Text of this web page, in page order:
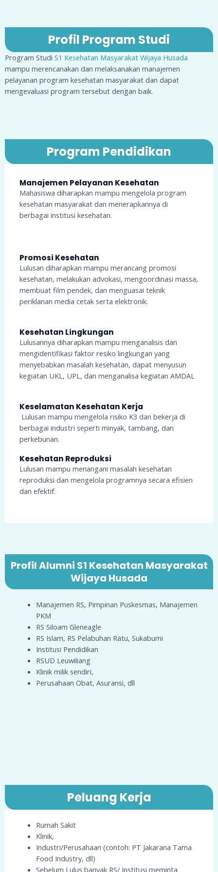
Profil Program Studi
Program Studi S1 Kesehatan Masyarakat Wijaya Husada
mampu merencanakan dan melaksanakan manajemen
pelayanan program kesehatan masyarakat dan dapat
mengevaluasi program tersebut dengan baik.
Program Pendidikan
Manajemen Pelayanan Kesehatan
Mahasiswa diharapkan mampu mengelola program
kesehatan masyarakat dan menerapkannya di
berbagai institusi kesehatan.
Promosi Kesehatan
Lulusan diharapkan mampu merancang promosi
kesehatan, melakukan advokasi, mengoordinasi massa,
membuat film pendek, dan menguasai teknik
periklanan media cetak serta elektronik.
Kesehatan Lingkungan
Lulusannya diharapkan mampu menganalisis dan
mengidentifikasi faktor resiko lingkungan yang
menyebabkan masalah kesehatan, dapat menyusun
kegiatan UKL, UPL, dan menganalisa kegiatan AMDAL
Keselamatan Kesehatan Kerja
Lulusan mampu mengelola risiko K3 dan bekerja di
berbagai industri seperti minyak, tambang, dan
perkebunan.
Kesehatan Reproduksi
Lulusan mampu menangani masalah kesehatan
reproduksi dan mengelola programnya secara efisien
dan efektif.
Profil Alumni S1 Kesehatan Masyarakat
Wijaya Husada
Manajemen RS, Pimpinan Puskesmas, Manajemen
PKM
RS Siloam Gleneagle
RS Islam, RS Pelabuhan Ratu, Sukabumi
Institusi Pendidikan
RSUD Leuwiliang
Klinik milik sendiri,
Perusahaan Obat, Asuransi, dll
Peluang Kerja
Rumah Sakit
Klinik,
Industri/Perusahaan (contoh: PT Jakarana Tama
Food Industry, dll)
Sebelum Lulus banyak RS/ Institusi meminta